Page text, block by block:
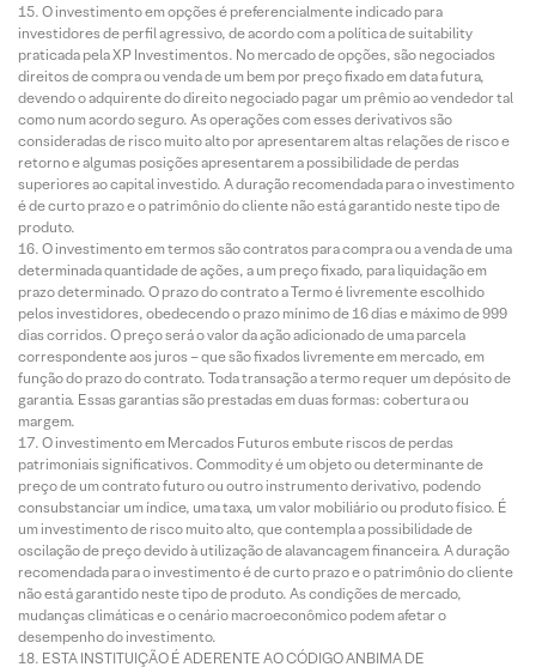
O investimento em opções é preferencialmente indicado para
investidores de perfil agressivo, de acordo com a política de suitability
praticada pela XP Investimentos. No mercado de opções, são negociados
direitos de compra ou venda de um bem por preço fixado em data futura,
devendo o adquirente do direito negociado pagar um prêmio ao vendedor tal
como num acordo seguro. As operações com esses derivativos são
consideradas de risco muito alto por apresentarem altas relações de risco e
retorno e algumas posições apresentarem a possibilidade de perdas
superiores ao capital investido. A duração recomendada para o investimento
é de curto prazo e o patrimônio do cliente não está garantido neste tipo de
produto.
O investimento em termos são contratos para compra ou a venda de uma
determinada quantidade de ações, a um preço fixado, para liquidação em
prazo determinado. O prazo do contrato a Termo é livremente escolhido
pelos investidores, obedecendo o prazo mínimo de 16 dias e máximo de 999
dias corridos. O preço será o valor da ação adicionado de uma parcela
correspondente aos juros – que são fixados livremente em mercado, em
função do prazo do contrato. Toda transação a termo requer um depósito de
garantia. Essas garantias são prestadas em duas formas: cobertura ou
margem.
O investimento em Mercados Futuros embute riscos de perdas
patrimoniais significativos. Commodity é um objeto ou determinante de
preço de um contrato futuro ou outro instrumento derivativo, podendo
consubstanciar um índice, uma taxa, um valor mobiliário ou produto físico. É
um investimento de risco muito alto, que contempla a possibilidade de
oscilação de preço devido à utilização de alavancagem financeira. A duração
recomendada para o investimento é de curto prazo e o patrimônio do cliente
não está garantido neste tipo de produto. As condições de mercado,
mudanças climáticas e o cenário macroeconômico podem afetar o
desempenho do investimento.
ESTA INSTITUIÇÃO É ADERENTE AO CÓDIGO ANBIMA DE